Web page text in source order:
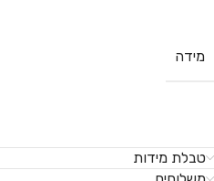
מידה
טבלת מידות